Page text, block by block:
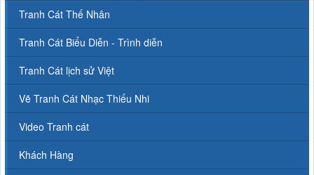
Tranh Cát Thế Nhân
Tranh Cát Biểu Diễn - Trình diễn
Tranh Cát lịch sử Việt
Vẽ Tranh Cát Nhạc Thiếu Nhi
Video Tranh cát
Khách Hàng